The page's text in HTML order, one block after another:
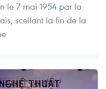
le 7 mai 1954 par la
scellant la fin de la